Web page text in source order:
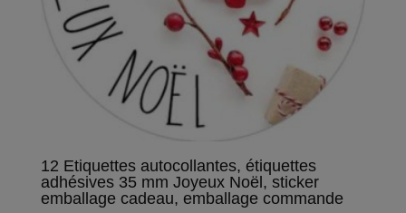
12 Etiquettes autocollantes, étiquettes
adhésives 35 mm Joyeux Noël, sticker
emballage cadeau, emballage commande